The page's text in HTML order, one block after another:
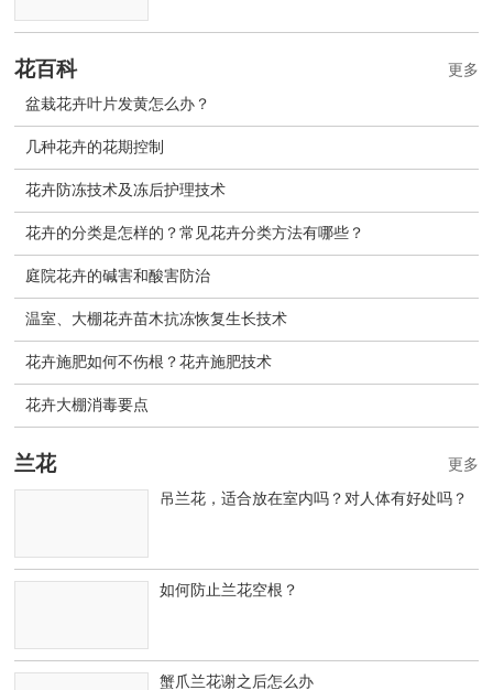
花百科
盆栽花卉叶片发黄怎么办？
几种花卉的花期控制
花卉防冻技术及冻后护理技术
花卉的分类是怎样的？常见花卉分类方法有哪些？
庭院花卉的碱害和酸害防治
温室、大棚花卉苗木抗冻恢复生长技术
花卉施肥如何不伤根？花卉施肥技术
花卉大棚消毒要点
更多
兰花
吊兰花，适合放在室内吗？对人体有好处吗？
如何防止兰花空根？
蟹爪兰花谢之后怎么办
更多